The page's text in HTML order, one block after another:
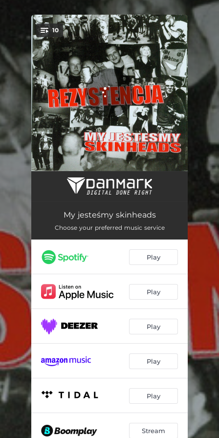
You're all set!
10
Rezystencja
Wybory '95
Sobotni wieczór 02:38
Aspołeczni
Biało-czerwoni 02:56
Rewolty czas 02:38
Ucieczka od wolności 02:49
Vendetta 02:39
My jesteśmy skinheads
Choose your preferred music service
Play
Play
Play
Play
Play
Stream